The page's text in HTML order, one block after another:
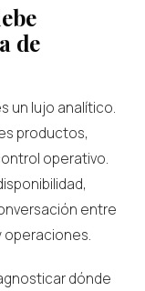
de
un lujo analítico.
productos,
operativo.
entre
operaciones.
dónde